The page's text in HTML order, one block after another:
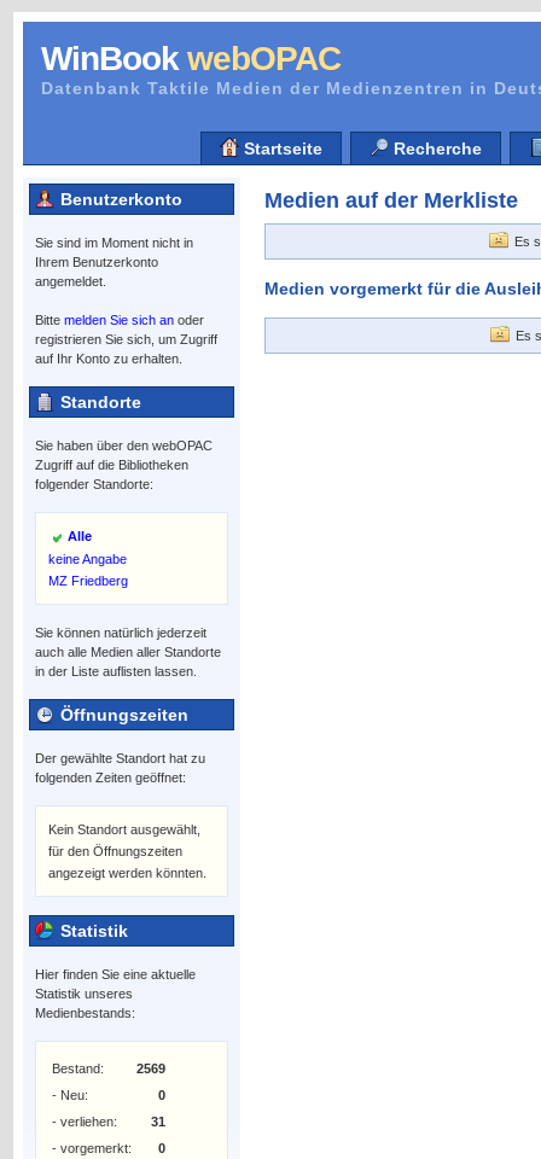
WinBook webOPAC
Datenbank Taktile Medien der Medienzentren in
Startseite Recherche
Benutzerkonto
Sie sind im Moment nicht in
Ihrem Benutzerkonto
angemeldet.
Bitte melden Sie sich an oder
registrieren Sie sich, um Zugriff
auf Ihr Konto zu erhalten.
Standorte
Sie haben über den webOPAC
Zugriff auf die Bibliotheken
folgender Standorte:
Alle
keine Angabe
MZ Friedberg
Sie können natürlich jederzeit
auch alle Medien aller Standorte
in der Liste auflisten lassen.
Öffnungszeiten
Der gewählte Standort hat zu
folgenden Zeiten geöffnet:
Kein Standort ausgewählt,
für den Öffnungszeiten
angezeigt werden könnten.
Statistik
Hier finden Sie eine aktuelle
Statistik unseres
Medienbestands:
Bestand:
2569
- Neu:
0
- verliehen:
31
- vorgemerkt:
0
Medien auf der Merkliste
Es
Medien vorgemerkt für die
Es